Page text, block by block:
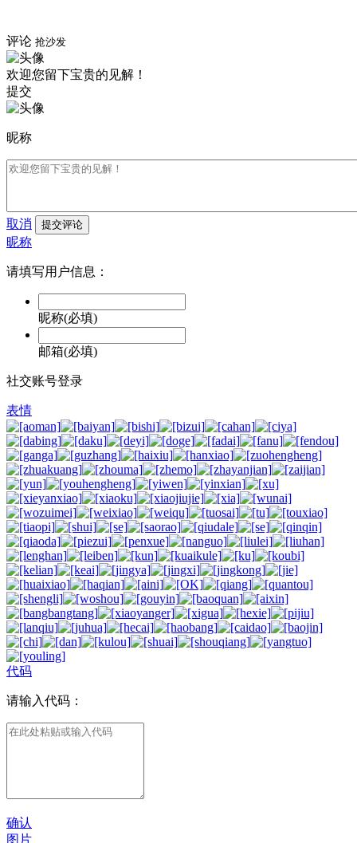
评论 抢沙发
欢迎您留下宝贵的见解！
提交
昵称
取消 提交评论
昵称
请填写用户信息：
昵称(必填)
邮箱(必填)
社交账号登录
表情
代码
请输入代码：
确认
图片